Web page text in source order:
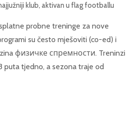
klub, aktivan u flag footballu
probne treninge za nove
su često mješoviti (co-ed) i
физичке спремности. Treninzi
puta tjedno, a sezona traje od